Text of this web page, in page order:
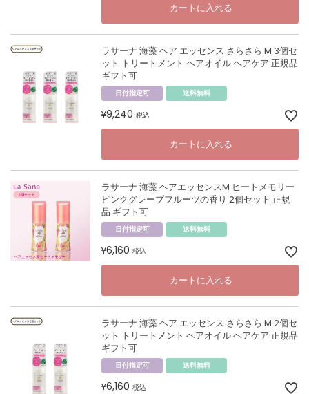
カートに入れる
ラサーナ 海藻 ヘア エッセンス さらさら M 3個セ
ット トリートメント ヘアオイル ヘアケア 正規品
ギフト可
日付指定可 送料無料
¥9,240 税込
カートに入れる
ラサーナ 海藻 ヘアエッセンスM ヒートメモリー
ピンクグレープフルーツの香り 2個セット 正規
品 ギフト可
日付指定可 送料無料
¥6,160 税込
カートに入れる
ラサーナ 海藻 ヘア エッセンス さらさら M 2個セ
ット トリートメント ヘアオイル ヘアケア 正規品
ギフト可
日付指定可 送料無料
¥6,160 税込